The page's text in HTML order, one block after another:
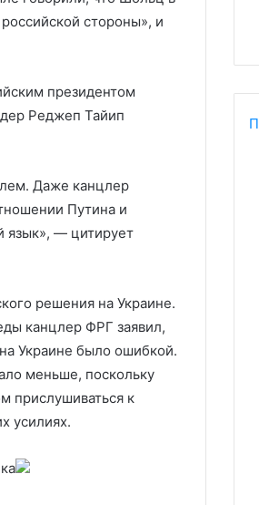
стороны», и
президентом
Реджеп Тайип
Даже канцлер
Путина и
язык», — цитирует
решения на Украине.
канцлер ФРГ заявил,
Украине было ошибкой.
меньше, поскольку
прислушиваться к
усилиях.
ЛУКОЙЛа закон